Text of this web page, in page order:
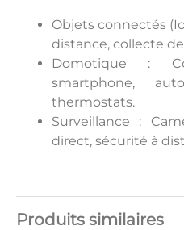
Objets connectés
distance, collecte
Domotique :
smartphone,
thermostats.
Surveillance :
direct, sécurité à
Produits similaires